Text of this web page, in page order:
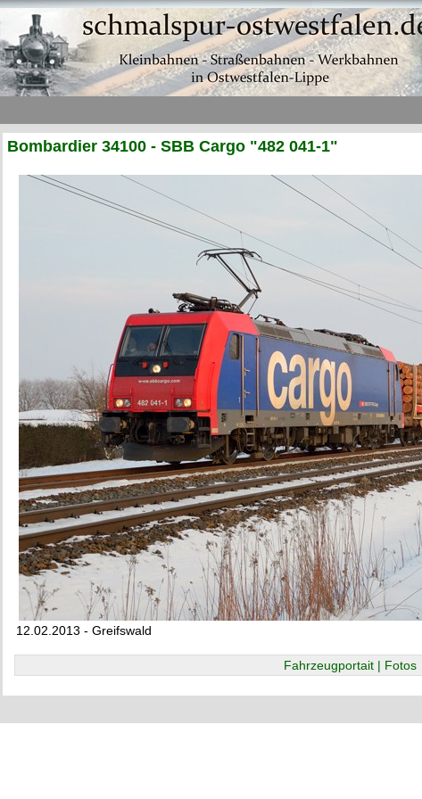
Bombardier 34100 - SBB Cargo "482 041-1"
12.02.2013 - Greifswald
Fahrzeugportait | Fotos